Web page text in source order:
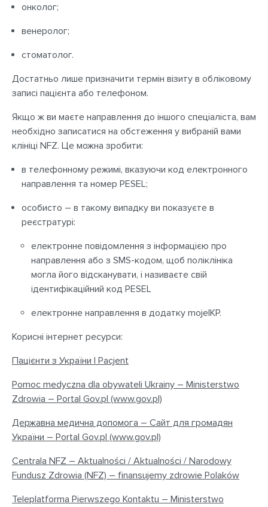
онколог;
венеролог;
стоматолог.
Достатньо лише призначити термін візиту в обліковому
записі пацієнта або телефоном.
Якщо ж ви маєте направлення до іншого спеціаліста, вам
необхідно записатися на обстеження у вибраній вами
клініці NFZ. Це можна зробити:
в телефонному режимі, вказуючи код електронного
направлення та номер PESEL;
особисто – в такому випадку ви показуєте в
реєстратурі:
електронне повідомлення з інформацією про
направлення або з SMS-кодом, щоб поліклініка
могла його відсканувати, і називаєте свій
ідентифікаційний код PESEL
електронне направлення в додатку mojeIKP.
Корисні інтернет ресурси:
Пацієнти з України | Pacjent
Pomoc medyczna dla obywateli Ukrainy – Ministerstwo
Zdrowia – Portal Gov.pl (www.gov.pl)
Державна медична допомога – Сайт для громадян
України – Portal Gov.pl (www.gov.pl)
Centrala NFZ – Aktualności / Aktualności / Narodowy
Fundusz Zdrowia (NFZ) – finansujemy zdrowie Polaków
Teleplatforma Pierwszego Kontaktu – Ministerstwo